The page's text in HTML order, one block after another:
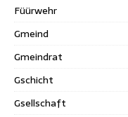
Füürwehr
Gmeind
Gmeindrat
Gschicht
Gsellschaft